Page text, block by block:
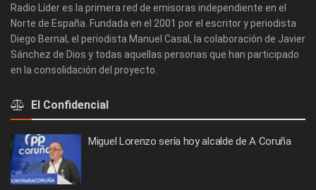
Radio Líder es la primera red de emisoras independiente en el
Norte de España. Fundada en el 2001 por el escritor y periodista
Diego Bernal, el periodista Manuel Casal, la colaboración de Javier
Sánchez de Dios y todas aquellas personas que han participado
en la consolidación del proyecto.
El Confidencial
Miguel Lorenzo sería hoy alcalde de A Coruña